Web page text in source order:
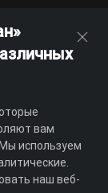
вам
используем
наш веб-